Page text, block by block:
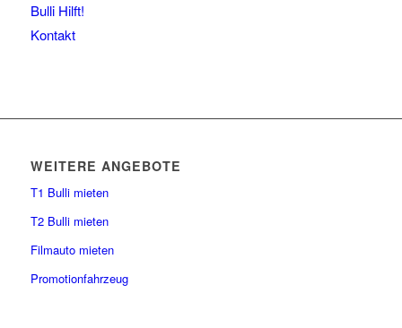
Bulli Hilft!
Kontakt
WEITERE ANGEBOTE
T1 Bulli mieten
T2 Bulli mieten
Filmauto mieten
Promotionfahrzeug